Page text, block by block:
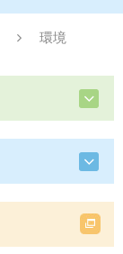
環境